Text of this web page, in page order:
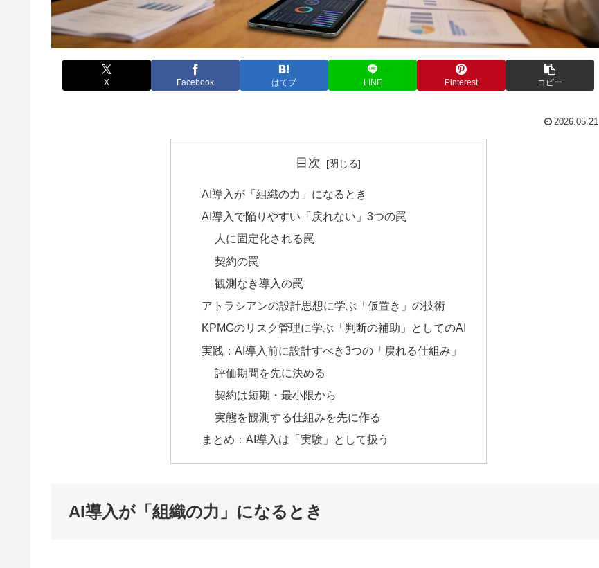
X Facebook はてブ LINE Pinterest コピー
2026.05.21
目次
AI導入が「組織の力」になるとき
AI導入で陥りやすい「戻れない」3つの罠
人に固定化される罠
契約の罠
観測なき導入の罠
アトラシアンの設計思想に学ぶ「仮置き」の技術
KPMGのリスク管理に学ぶ「判断の補助」としてのAI
実践：AI導入前に設計すべき3つの「戻れる仕組み」
評価期間を先に決める
契約は短期・最小限から
実態を観測する仕組みを先に作る
まとめ：AI導入は「実験」として扱う
AI導入が「組織の力」になるとき